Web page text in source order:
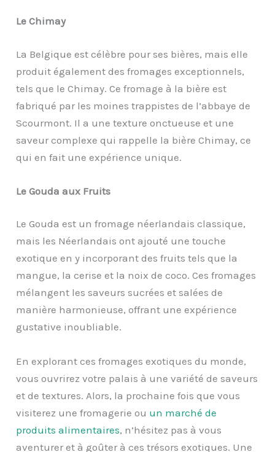
Le Chimay
La Belgique est célèbre pour ses bières, mais elle
produit également des fromages exceptionnels,
tels que le Chimay. Ce fromage à la bière est
fabriqué par les moines trappistes de l’abbaye de
Scourmont. Il a une texture onctueuse et une
saveur complexe qui rappelle la bière Chimay, ce
qui en fait une expérience unique.
Le Gouda aux Fruits
Le Gouda est un fromage néerlandais classique,
mais les Néerlandais ont ajouté une touche
exotique en y incorporant des fruits tels que la
mangue, la cerise et la noix de coco. Ces fromages
mélangent les saveurs sucrées et salées de
manière harmonieuse, offrant une expérience
gustative inoubliable.
En explorant ces fromages exotiques du monde,
vous ouvrirez votre palais à une variété de saveurs
et de textures. Alors, la prochaine fois que vous
visiterez une fromagerie ou un marchéde
produits alimentaires, n’hésitez pas à vous
aventurer et à goûter à ces trésors exotiques. Une